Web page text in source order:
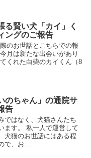
る賢い犬「カイ」く
ングのご報告
のお世話とこちらでの報
月は新たな出会いがあり
くれた白柴のカイくん（8
のちゃん」の通院サ
告
ではなく、犬猫さんたち
ます。 私一人で運営して
犬猫のお世話にはある程
で、お...